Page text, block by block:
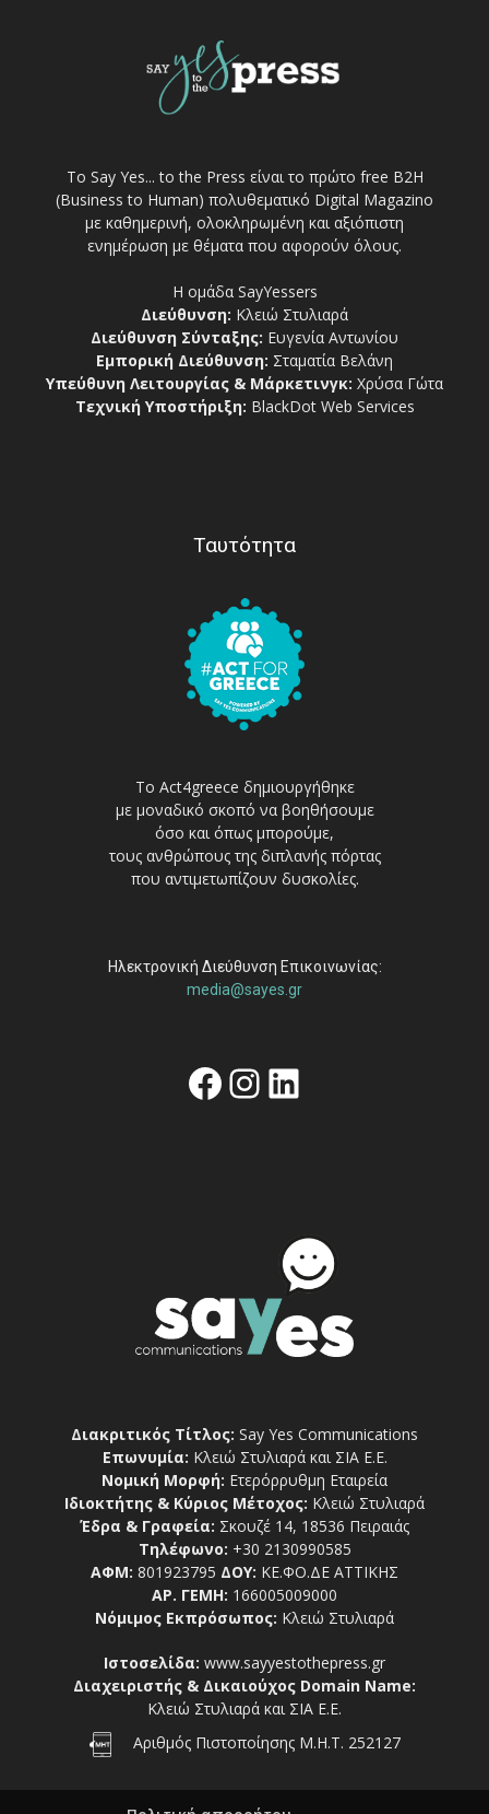
Το Say Yes... to the Press είναι το πρώτο free Β2Η
(Business to Human) πολυθεματικό Digital Magazino
με καθημερινή, ολοκληρωμένη και αξιόπιστη
ενημέρωση με θέματα που αφορούν όλους.
Η ομάδα SayYessers
Διεύθυνση: Κλειώ Στυλιαρά
Διεύθυνση Σύνταξης: Ευγενία Αντωνίου
Εμπορική Διεύθυνση: Σταματία Βελάνη
Υπεύθυνη Λειτουργίας & Μάρκετινγκ: Χρύσα Γώτα
Τεχνική Υποστήριξη: BlackDot Web Services
Ταυτότητα
Το Act4greece δημιουργήθηκε
με μοναδικό σκοπό να βοηθήσουμε
όσο και όπως μπορούμε,
τους ανθρώπους της διπλανής πόρτας
που αντιμετωπίζουν δυσκολίες.
Ηλεκτρονική Διεύθυνση Επικοινωνίας:
media@sayes.gr
Facebook
Instagram
Linkedin
Διακριτικός Τίτλος: Say Yes Communications
Επωνυμία: Κλειώ Στυλιαρά και ΣΙΑ Ε.Ε.
Νομική Μορφή: Ετερόρρυθμη Εταιρεία
Ιδιοκτήτης & Κύριος Μέτοχος: Κλειώ Στυλιαρά
Έδρα & Γραφεία: Σκουζέ 14, 18536 Πειραιάς
Τηλέφωνο: +30 2130990585
ΑΦΜ: 801923795 ΔΟΥ: ΚΕ.ΦΟ.ΔΕ ΑΤΤΙΚΗΣ
ΑΡ. ΓΕΜΗ: 166005009000
Νόμιμος Εκπρόσωπος: Κλειώ Στυλιαρά
Ιστοσελίδα: www.sayyestothepress.gr
Διαχειριστής & Δικαιούχος Domain Name:
Κλειώ Στυλιαρά και ΣΙΑ Ε.Ε.
Αριθμός Πιστοποίησης Μ.Η.Τ. 252127